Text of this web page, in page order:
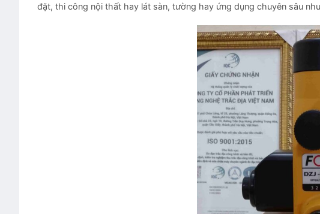
đặt, thi công nội thất hay lát sàn, tường hay ứng dụng chuyên sâu